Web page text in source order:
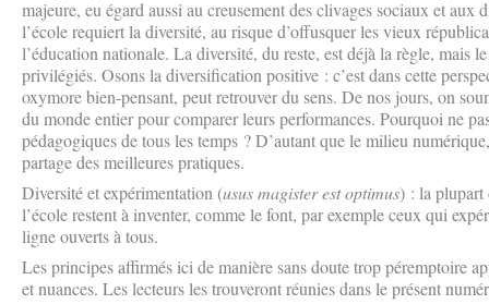
majeure, eu égard aussi au creusement des clivages sociaux et aux
l’école requiert la diversité, au risque d’offusquer les vieux
l’éducation nationale. La diversité, du reste, est déjà la règle, mais
privilégiés. Osons la diversification positive : c’est dans cette
oxymore bien-pensant, peut retrouver du sens. De nos jours, on
du monde entier pour comparer leurs performances. Pourquoi ne
pédagogiques de tous les temps ? D’autant que le milieu
partage des meilleures pratiques.
Diversité et expérimentation (usus magister est optimus) : la plupart
l’école restent à inventer, comme le font, par exemple ceux qui
ligne ouverts à tous.
Les principes affirmés ici de manière sans doute trop péremptoire
et nuances. Les lecteurs les trouveront réunies dans le présent